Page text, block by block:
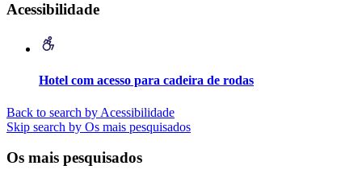
Acessibilidade
Hotel com acesso para cadeira de rodas
Back to search by Acessibilidade
Skip search by Os mais pesquisados
Os mais pesquisados